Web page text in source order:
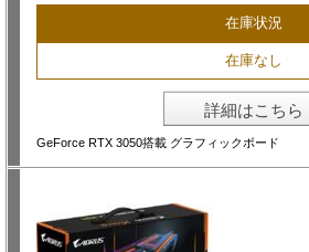
在庫状況
在庫なし
詳細はこちら
GeForce RTX 3050搭載 グラフィックボード